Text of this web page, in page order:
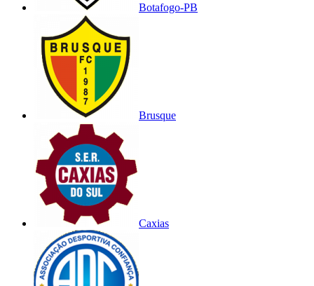
Botafogo-PB
Brusque
Caxias